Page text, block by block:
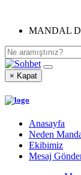
MANDAL
× Kapat
Anasayfa
Neden
Ekibimiz
Mesaj